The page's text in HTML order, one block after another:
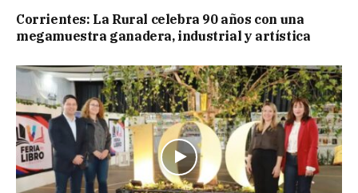
Corrientes: La Rural celebra 90 años con una
megamuestra ganadera, industrial y artística